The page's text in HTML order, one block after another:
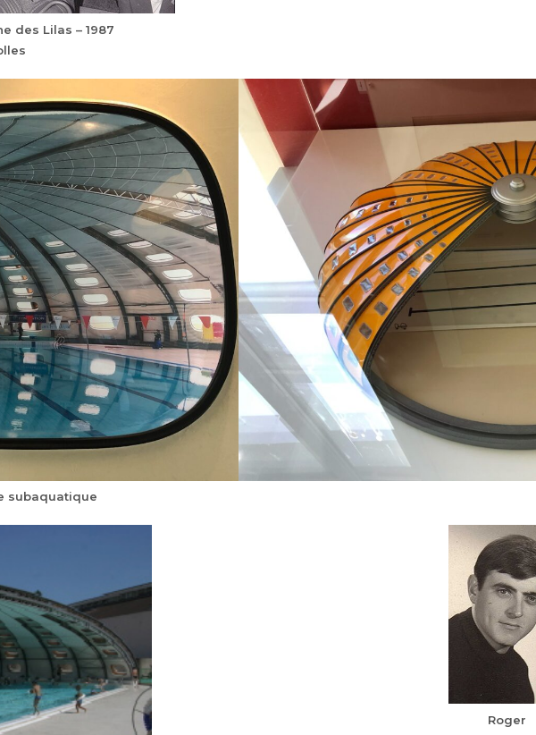
des Lilas – 1987
subaquatique
Roger